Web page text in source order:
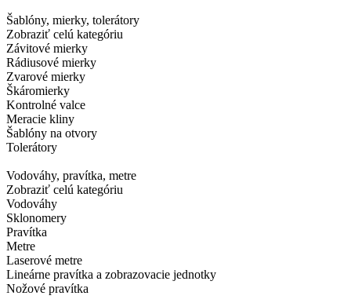
Šablóny, mierky, tolerátory
Zobraziť celú kategóriu
Závitové mierky
Rádiusové mierky
Zvarové mierky
Škáromierky
Kontrolné valce
Meracie kliny
Šablóny na otvory
Tolerátory
Vodováhy, pravítka, metre
Zobraziť celú kategóriu
Vodováhy
Sklonomery
Pravítka
Metre
Laserové metre
Lineárne pravítka a zobrazovacie jednotky
Nožové pravítka